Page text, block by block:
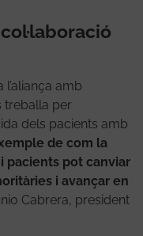
amb
treballa per
dels pacients amb
de com la
pacients pot canviar
i avançar en
Cabrera, president